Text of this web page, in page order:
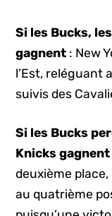
Si les Bucks,
gagnent : New
l’Est, reléguant
suivis des
Si les Bucks
Knicks gagnent
deuxième
au quatrième